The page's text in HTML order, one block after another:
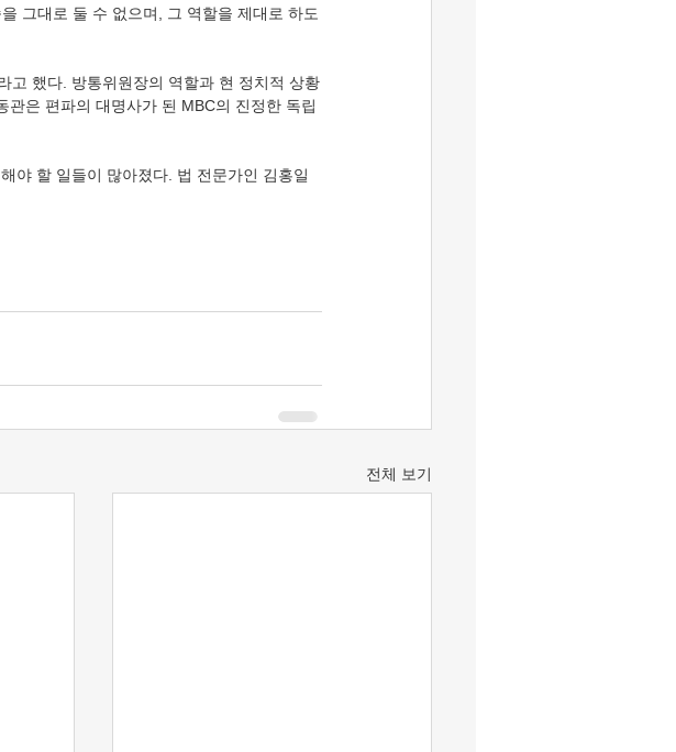
그대로 둘 수 없으며, 그 역할을 제대로 하도
고 했다. 방통위원장의 역할과 현 정치적 상황
은 편파의 대명사가 된 MBC의 진정한 독립
야 할 일들이 많아졌다. 법 전문가인 김홍일
전체 보기